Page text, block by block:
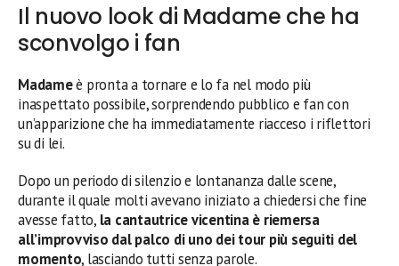
Il nuovo look di Madame che ha
sconvolgo i fan
Madameè pronta a tornare e lo fa nel modo più
inaspettato possibile, sorprendendo pubblico e fan con
un’apparizione che ha immediatamente riacceso i riflettori
su di lei.
Dopo un periodo di silenzio e lontananza dalle scene,
durante il quale molti avevano iniziato a chiedersi che fine
avesse fatto, la cantautrice vicentina è riemersa
all’improvviso dal palco di uno dei tour più seguiti del
momento, lasciando tutti senza parole.